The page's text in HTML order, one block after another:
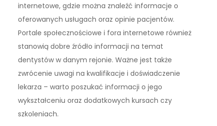
internetowe, gdzie można znaleźć informacje o
oferowanych usługach oraz opinie pacjentów.
Portale społecznościowe i fora internetowe również
stanowią dobre źródło informacji na temat
dentystów w danym rejonie. Ważne jest także
zwrócenie uwagi na kwalifikacje i doświadczenie
lekarza – warto poszukać informacji o jego
wykształceniu oraz dodatkowych kursach czy
szkoleniach.